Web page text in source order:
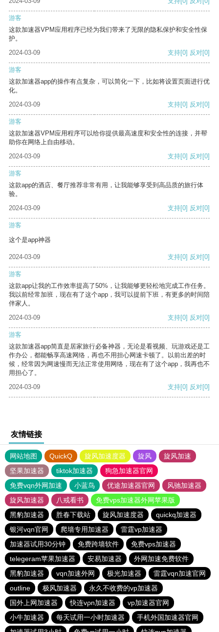
游客
这款加速器VPM应用程序已经为我们带来了无限的隐私保护和安全性保
护。
2024-03-09
支持[0] 反对[0]
游客
这款加速器app的操作有点复杂，可以简化一下，比如将设置页面进行优
化。
2024-03-09
支持[0] 反对[0]
游客
这款加速器VPM应用程序可以给你提供最高速度和安全性的连接，并帮
助你在网络上自由移动。
2024-03-09
支持[0] 反对[0]
游客
这款app的酒店、餐厅推荐非常有用，让我能够享受到高品质的旅行体
验。
2024-03-09
支持[0] 反对[0]
游客
这个是app神器
2024-03-09 支持[0] 反对[0]
游客
这款app让我的工作效率提高了50%，让我能够更轻松地完成工作任务。
我以前经常加班，现在有了这个app，我可以提前下班，有更多的时间陪
伴家人。
2024-03-09
支持[0] 反对[0]
游客
这款加速器app简直是居家旅行必备神器，无论是看视频、玩游戏还是工
作办公，都能畅享高速网络，再也不用担心网速卡顿了。以前出差的时
候，经常因为网速慢而无法正常使用网络，现在有了这个app，我再也不
用担心了。
2024-03-09
支持[0] 反对[0]
友情链接
网站地图 QuickQ 旋风加速度器 旋风
旋风加速
坚果加速器
tiktok加速器
狗急加速器官网
免费vqn外网加速
小蓝鸟 优途加速器官网
风驰加速器
旋风加速器
八戒看书
免费vps加速器外网苹果版
黑豹加速器
胜春下载站 旋风加速度器
quickq加速器
银河vqn官网
爬墙专用加速器
雷霆vp加速器
加速器试用30分钟
免费跨墙软件
免费vps加速器
telegeram苹果加速器
安易加速器
外网加速免费软件
黑豹加速器
vqn加速外网 极光加速器
雷霆vqn加速官网
outline
极风加速器
永久不收费的vp加速器
国外上网加速器
快连vρn加速器
vp加速器官网
小牛加速器
每天试用一小时加速器
手机外国加速器官网